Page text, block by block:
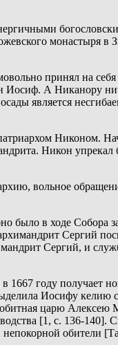
монастыря в
принял на себя
А Никанору
является
Никоном.
Никон упрекал
вольное
было в ходе Собора
Сергий
Сергий, и
1667 году получает
Иосифу келию
царю Алексею
[1, с. 136-140].
обители